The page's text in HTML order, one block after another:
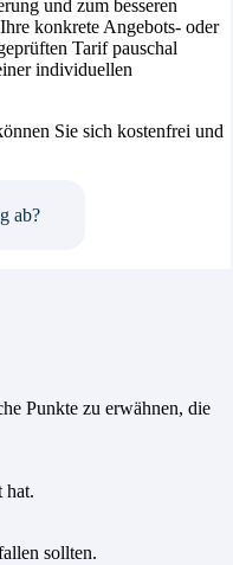
und zum besseren
konkrete Angebots- oder
Tarif pauschal
individuellen
Sie sich kostenfrei und
ab?
Punkte zu erwähnen, die
hat.
sollten.